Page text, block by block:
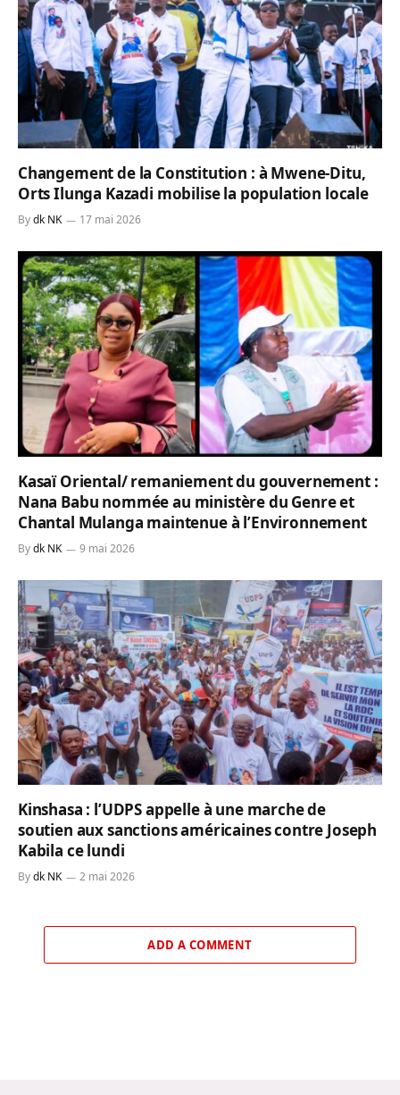
Changement de la Constitution : à Mwene-Ditu,
Orts Ilunga Kazadi mobilise la population locale
Bydk NK 17 mai 2026
Kasaï Oriental/ remaniement du gouvernement :
Nana Babu nommée au ministère du Genre et
Chantal Mulanga maintenue à l’Environnement
Bydk NK 9 mai 2026
Kinshasa : l’UDPS appelle à une marche de
soutien aux sanctions américaines contre Joseph
Kabila ce lundi
Bydk NK 2 mai 2026
ADD A COMMENT